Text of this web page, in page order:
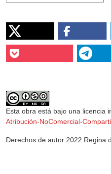
Esta obra está bajo una licencia
Atribución-NoComercial-
Derechos de autor 2022 Regina